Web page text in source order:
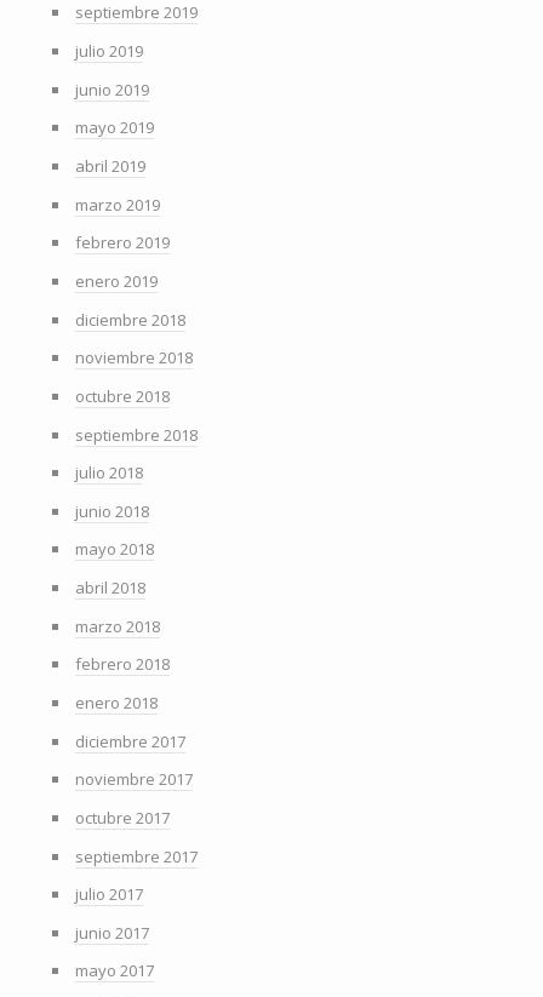
septiembre 2019
julio 2019
junio 2019
mayo 2019
abril 2019
marzo 2019
febrero 2019
enero 2019
diciembre 2018
noviembre 2018
octubre 2018
septiembre 2018
julio 2018
junio 2018
mayo 2018
abril 2018
marzo 2018
febrero 2018
enero 2018
diciembre 2017
noviembre 2017
octubre 2017
septiembre 2017
julio 2017
junio 2017
mayo 2017